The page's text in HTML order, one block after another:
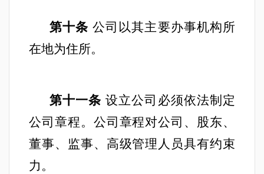
第十条 公司以其主要办事机构所
在地为住所。
第十一条 设立公司必须依法制定
公司章程。公司章程对公司、股东、
董事、监事、高级管理人员具有约束
力。